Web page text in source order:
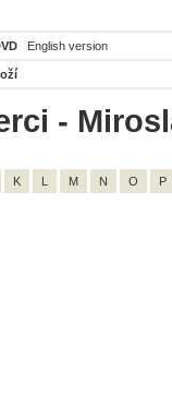
English version
-
K L M N O P